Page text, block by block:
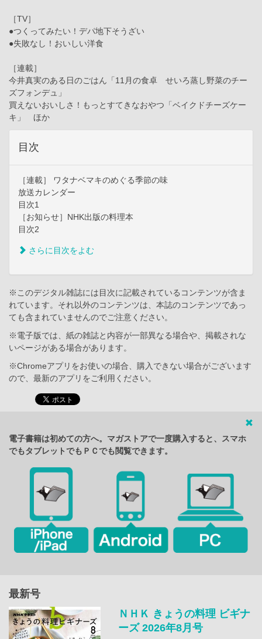
［TV］
●つくってみたい！デパ地下そうざい
●失敗なし！おいしい洋食
［連載］
今井真実のある日のごはん「11月の食卓 せいろ蒸し野菜のチー
ズフォンデュ」
買えないおいしさ！もっとすてきなおやつ「ベイクドチーズケー
キ」 ほか
目次
［連載］ ワタナベマキのめぐる季節の味
放送カレンダー
目次1
［お知らせ］NHK出版の料理本
目次2
さらに目次をよむ
※このデジタル雑誌には目次に記載されているコンテンツが含ま
れています。それ以外のコンテンツは、本誌のコンテンツであっ
ても含まれていませんのでご注意ください。
※電子版では、紙の雑誌と内容が一部異なる場合や、掲載されな
いページがある場合があります。
※Chromeアプリをお使いの場合、購入できない場合がございます
ので、最新のアプリをご利用ください。
電子書籍は初めての方へ。マガストアで一度購入すると、スマホ
でもタブレットでもＰＣでも閲覧できます。
最新号
ＮＨＫ きょうの料理 ビギナ
ーズ 2026年8月号